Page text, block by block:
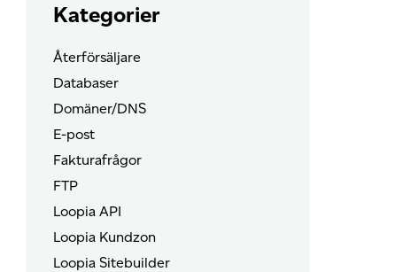
Kategorier
Återförsäljare
Databaser
Domäner/DNS
E-post
Fakturafrågor
FTP
Loopia API
Loopia Kundzon
Loopia Sitebuilder